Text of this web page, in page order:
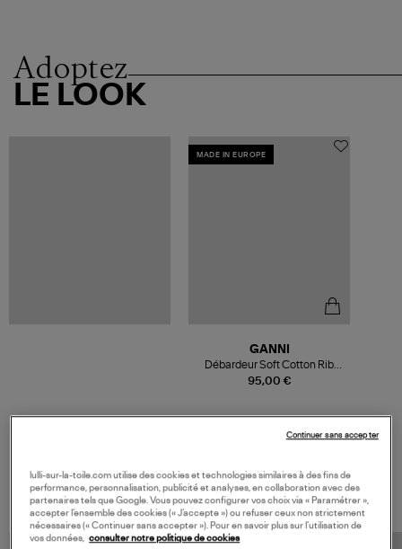
Adoptez
LE LOOK
MADE IN EUROPE
95,00 €
GANNI
Débardeur Soft Cotton Rib
Black
VOS DERNIERS PRODUITS VUS
lulli-sur-la-toile.com utilise des cookies et technologies similaires à des fins de
performance, personnalisation, publicité et analyses, en collaboration avec des
partenaires tels que Google. Vous pouvez configurer vos choix via « Paramétrer »,
accepter l’ensemble des cookies (« J’accepte ») ou refuser ceux non strictement
nécessaires (« Continuer sans accepter »). Pour en savoir plus sur l’utilisation de
vos données, consulter notre politique de cookies
Continuer sans accepter